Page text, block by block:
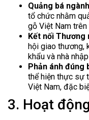
Quảng bá
tổ chức nhằm
gỗ Việt Nam
Kết nối Thương
hội giao thương,
khẩu và nhà
Phản ánh đúng
thể hiện thực sự
Việt Nam, đặc
3. Hoạt